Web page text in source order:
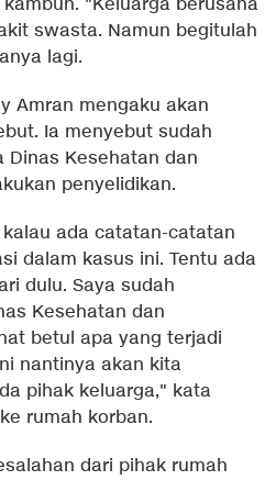
"Keluarga berusaha
swasta. Namun begitulah
lagi.
Amran mengaku akan
Ia menyebut sudah
Dinas Kesehatan dan
penyelidikan.
ada catatan-catatan
dalam kasus ini. Tentu ada
dulu. Saya sudah
Kesehatan dan
betul apa yang terjadi
nantinya akan kita
pihak keluarga," kata
rumah korban.
dari pihak rumah